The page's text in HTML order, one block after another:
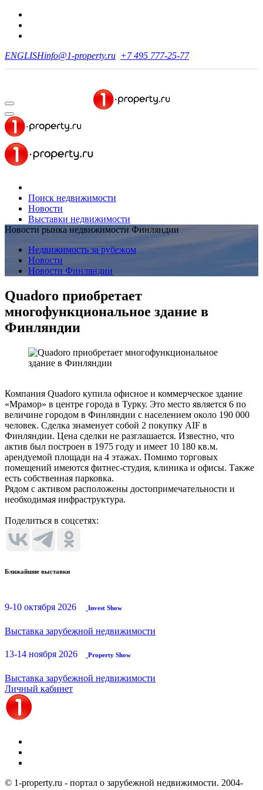
ENGLISHinfo@1-property.ru +7 495 777-25-77
Поиск недвижимости
Новости
Выставки недвижимости
Новости рынка недвижимости Финляндии
Недвижимость за рубежом
Новости
Новости Финляндии
Quadoro приобретает
многофункциональное здание в
Финляндии
Компания Quadoro купила офисное и коммерческое здание
«Мрамор» в центре города в Турку. Это место является 6 по
величине городом в Финляндии с населением около 190 000
человек. Сделка знаменует собой 2 покупку AIF в
Финляндии. Цена сделки не разглашается. Известно, что
актив был построен в 1975 году и имеет 10 180 кв.м.
арендуемой площади на 4 этажах. Помимо торговых
помещений имеются фитнес-студия, клиника и офисы. Также
есть собственная парковка.
Рядом с активом расположены достопримечательности и
необходимая инфраструктура.
Поделиться в соцсетях:
Ближайшие выставки
9-10 октября 2026 Invest Show
Выставка зарубежной недвижимости
13-14 ноября 2026 Property Show
Выставка зарубежной недвижимости
Личный кабинет
© 1-property.ru - портал о зарубежной недвижимости. 2004-